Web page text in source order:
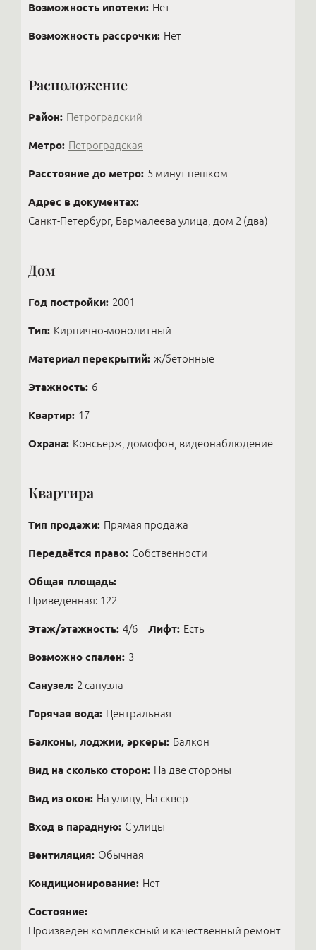
получая огромное наслаждение от созидания
некого приватного дома, то были бы рады такой
Возможность ипотеки: Нет
Возможность рассрочки: Нет
Расположение
Район: Петроградский
Метро: Петроградская
Расстояние до метро: 5 минут пешком
Адрес в документах:
Санкт-Петербург, Бармалеева улица, дом 2 (два)
Дом
Год постройки: 2001
Тип: Кирпично-монолитный
Материал перекрытий: ж/бетонные
Этажность: 6
Квартир: 17
Охрана: Консьерж, домофон, видеонаблюдение
Квартира
Тип продажи: Прямая продажа
Передаётся право: Собственности
Общая площадь:
Приведенная: 122
Этаж/этажность: 4/6 Лифт: Есть
Возможно спален: 3
Санузел: 2 санузла
Горячая вода: Центральная
Балконы, лоджии, эркеры: Балкон
Вид на сколько сторон: На две стороны
Вид из окон: На улицу, На сквер
Вход в парадную: С улицы
Вентиляция: Обычная
Кондиционирование: Нет
Состояние:
Произведен комплексный и качественный ремонт